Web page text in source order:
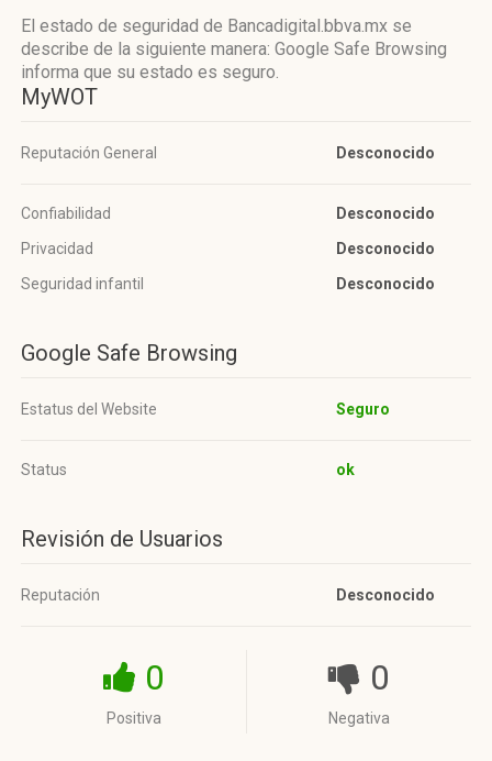
El estado de seguridad de Bancadigital.bbva.mx se
describe de la siguiente manera: Google Safe Browsing
informa que su estado es seguro.
MyWOT
Reputación General Desconocido
Confiabilidad
Desconocido
Privacidad
Desconocido
Seguridad infantil
Desconocido
Google Safe Browsing
Estatus del Website Seguro
Status ok
Revisión de Usuarios
Reputación Desconocido
0
Positiva
0
Negativa